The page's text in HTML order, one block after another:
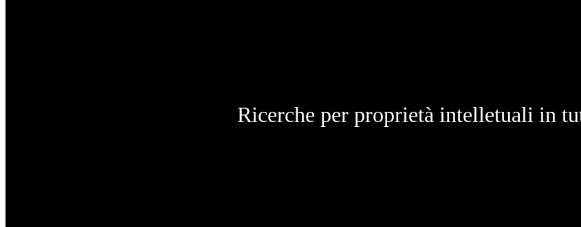
Ricerche per proprietà intelletuali in